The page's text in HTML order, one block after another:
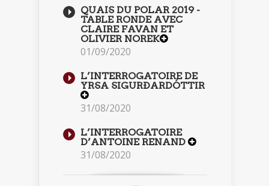
QUAIS DU POLAR 2019 -
TABLE RONDE AVEC
CLAIRE FAVAN ET
OLIVIER NOREK
01/09/2020
L’INTERROGATOIRE DE
YRSA SIGURÐARDÓTTIR
31/08/2020
L’INTERROGATOIRE
D’ANTOINE RENAND
31/08/2020